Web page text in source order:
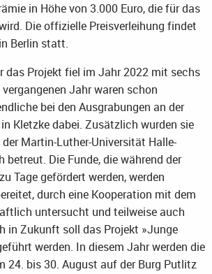
in Höhe von 3.000 Euro, die für das
Die offizielle Preisverleihung findet
Berlin statt.
das Projekt fiel im Jahr 2022 mit sechs
Jahr waren schon
bei den Ausgrabungen an der
Kletzke dabei. Zusätzlich wurden sie
Martin-Luther-Universität Halle-
Die Funde, die während der
Tage gefördert werden, werden
durch eine Kooperation mit dem
untersucht und teilweise auch
in Zukunft soll das Projekt »Junge
werden. In diesem Jahr werden die
24. bis 30. August auf der Burg Putlitz